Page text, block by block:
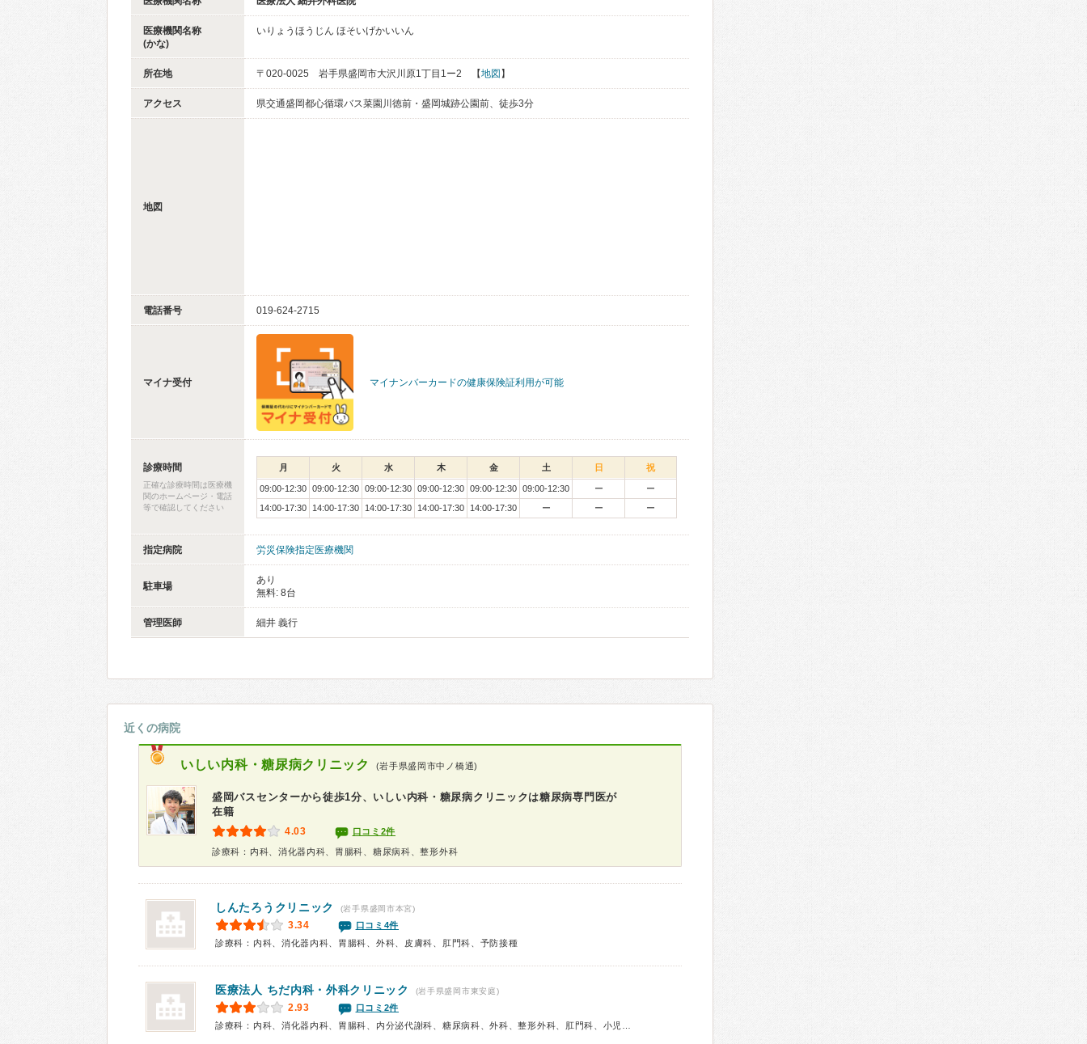
医療機関名称
(かな)
いりょうほうじん ほそいげかいいん
所在地 〒020-0025 岩手県盛岡市大沢川原1丁目1ー2 【地図 】
アクセス 県交通盛岡都心循環バス菜園川徳前・盛岡城跡公園前、徒歩3分
地図
電話番号 019-624-2715
マイナ受付 マイナンバーカードの健康保険証利用が可能
診療時間
正確な診療時間は医療機
関のホームページ・電話
等で確認してください
月 火 水 木 金 土 日 祝
09:00-12:30 09:00-12:30 09:00-12:30 09:00-12:30 09:00-12:30 09:00-12:30 ー
ー
14:00-17:30
14:00-17:30 14:00-17:30 14:00-17:30 14:00-17:30 ー ー ー
指定病院 労災保険指定医療機関
駐車場
あり
無料: 8台
管理医師 細井 義行
近くの病院
いしい内科・糖尿病クリニック (岩手県盛岡市中ノ橋通)
盛岡バスセンターから徒歩1分、いしい内科・糖尿病クリニックは糖尿病専門医が
在籍
4.03 口コミ2件
診療科：内科、消化器内科、胃腸科、糖尿病科、整形外科
しんたろうクリニック (岩手県盛岡市本宮)
3.34
口コミ4件
診療科：内科、消化器内科、胃腸科、外科、皮膚科、肛門科、予防接種
医療法人 ちだ内科・外科クリニック (岩手県盛岡市東安庭)
2.93
口コミ2件